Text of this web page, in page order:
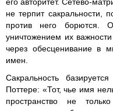
не терпит сакральности,
против него
уничтожением их
через обесценивание в
имен.
Сакральность
Поттере: «Тот, чье имя
пространство не